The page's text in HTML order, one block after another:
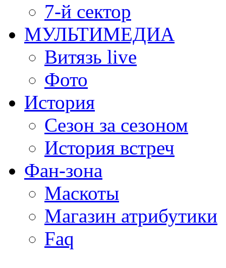
7-й сектор
МУЛЬТИМЕДИА
Витязь live
Фото
История
Сезон за сезоном
История встреч
Фан-зона
Маскоты
Магазин атрибутики
Faq